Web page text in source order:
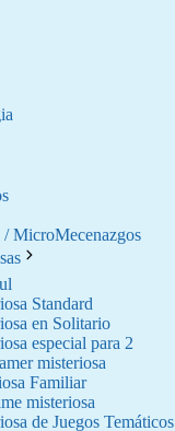
MicroMecenazgos
Standard
en Solitario
especial para 2
misteriosa
Familiar
misteriosa
de Juegos Temáticos